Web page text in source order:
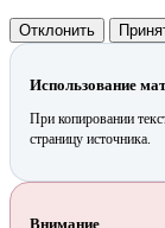
Отклонить
Использование
При копировании
страницу источника.
Внимание